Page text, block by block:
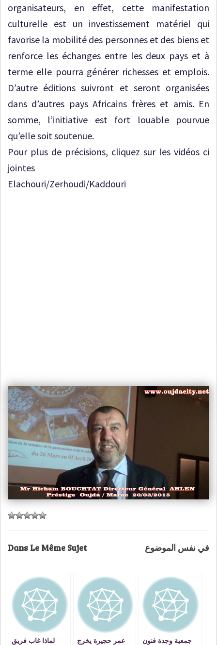
organisateurs, en effet, cette manifestation
culturelle est un investissement matériel qui
favorise la mobilité des personnes et des biens et
renforce les échanges entre les deux pays et à
terme elle pourra générer richesses et emplois.
D’autre éditions suivront et seront organisées
dans d’autres pays Africains frères et amis. En
somme, l’initiative est fort louable pourvue
qu’elle soit soutenue.
Pour plus de précisions, cliquez sur les vidéos ci
jointes
Elachouri/Zerhoudi/Kaddouri
Dans Le Même Sujet في نفس الموضوع
لماذا غاب فريق
عمر حجيرة يخرج
جمعية وجدة فنون